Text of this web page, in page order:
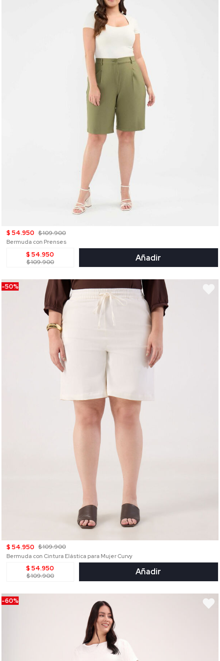
$ 54.950 $ 109.900
Bermuda con Prenses
$ 54.950
$ 109.900 Añadir
-50%
$ 54.950 $ 109.900
Bermuda con Cintura Elástica para Mujer Curvy
$ 54.950
$ 109.900 Añadir
-60%